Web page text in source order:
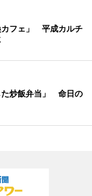
カフェ」 平成カルチ
た炒飯弁当」 命日の